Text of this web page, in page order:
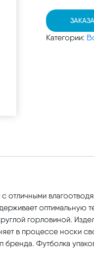
Категории:
с отличными
оптимальную
горловиной.
в процессе носки
Футболка